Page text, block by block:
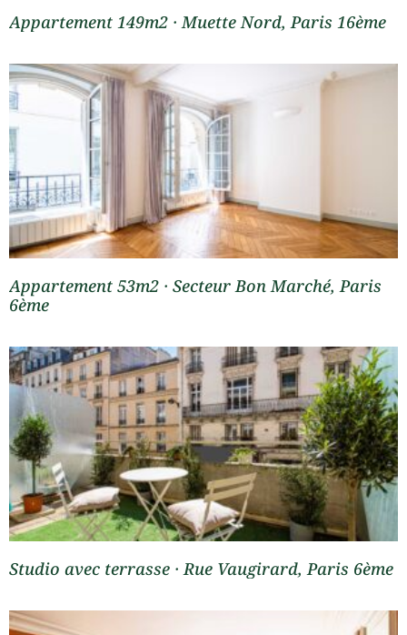
Appartement 149m2 · Muette Nord, Paris 16ème
Appartement 53m2 · Secteur Bon Marché, Paris
6ème
Studio avec terrasse · Rue Vaugirard, Paris 6ème